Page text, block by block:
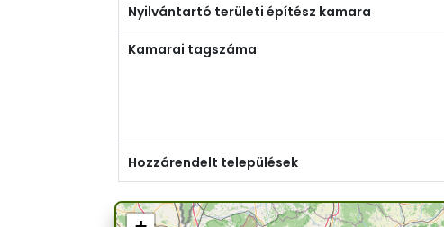
Nyilvántartó területi építész kamara
Kamarai tagszáma
Hozzárendelt települések